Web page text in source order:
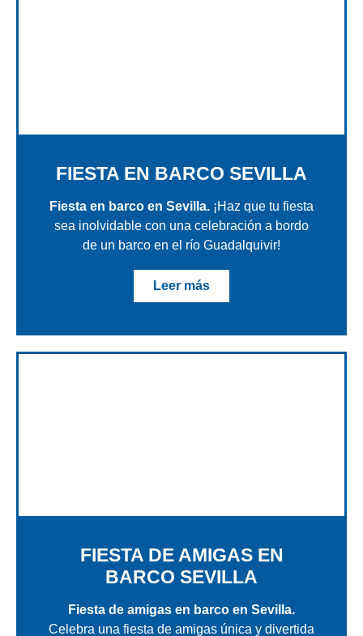
FIESTA EN BARCO SEVILLA
Fiesta en barco en Sevilla. ¡Haz que tu fiesta
sea inolvidable con una celebración a bordo
de un barco en el río Guadalquivir!
Leer más
FIESTA DE AMIGAS EN
BARCO SEVILLA
Fiesta de amigas en barco en Sevilla.
Celebra una fiesta de amigas única y divertida